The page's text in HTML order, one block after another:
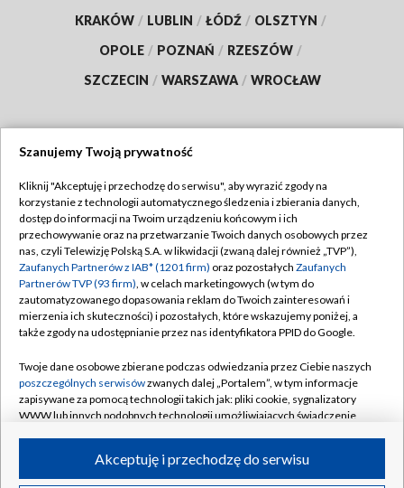
KRAKÓW / LUBLIN / ŁÓDŹ / OLSZTYN /
OPOLE / POZNAŃ / RZESZÓW /
SZCZECIN / WARSZAWA / WROCŁAW
TVP
Abonament TVP
Emisja w TVP
Centrum informacji TVP
Naziemna Telewizja Cyfrowa
Rada Programowa
System NOS
Informacje o nadawcy
Program dla prasy
Regulamin TVP
Polityka prywatności
Moje zgody
Pomoc
Kontakt
Kanały
Szanujemy Twoją prywatność
Kliknij "Akceptuję i przechodzę do serwisu", aby wyrazić zgody na
korzystanie z technologii automatycznego śledzenia i zbierania danych,
dostęp do informacji na Twoim urządzeniu końcowym i ich
przechowywanie oraz na przetwarzanie Twoich danych osobowych przez
nas, czyli Telewizję Polską S.A. w likwidacji (zwaną dalej również „TVP”),
Zaufanych Partnerów z IAB* (1201 firm) oraz pozostałych Zaufanych
Partnerów TVP (93 firm), w celach marketingowych (w tym do
zautomatyzowanego dopasowania reklam do Twoich zainteresowań i
mierzenia ich skuteczności) i pozostałych, które wskazujemy poniżej, a
także zgody na udostępnianie przez nas identyfikatora PPID do Google.
Twoje dane osobowe zbierane podczas odwiedzania przez Ciebie naszych
poszczególnych serwisówzwanych dalej „Portalem”, w tym informacje
zapisywane za pomocą technologii takich jak: pliki cookie, sygnalizatory
WWW lub innych podobnych technologii umożliwiających świadczenie
ruchu w Internecie.Akceptuję i przechodzę do serwisu